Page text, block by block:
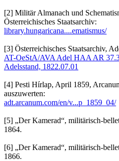
[2] Militär Almanach und
Österreichisches Staatsarchiv:
library.hungaricana....ematismus/
[3] Österreichisches Staatsarchiv,
AT-OeStA/AVA Adel HAA AR
Adelsstand, 1822.07.01
[4] Pesti Hírlap, April 1859,
auszuwerten:
adt.arcanum.com/en/v...p_1859_04/
[5] „Der Kamerad“, militärisch-
1864.
[6] „Der Kamerad“, militärisch-
1866.